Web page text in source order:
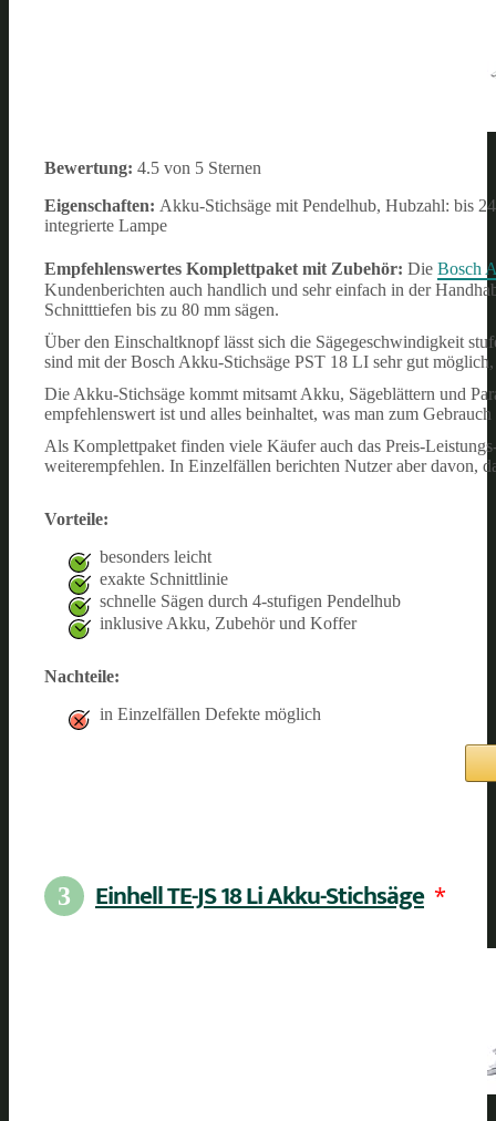
Bewertung: 4.5 von 5 Sternen
Eigenschaften: Akku-Stichsäge mit Pendelhub, Hubzahl: bis
integrierte Lampe
Empfehlenswertes Komplettpaket mit Zubehör: Die Bosch
Kundenberichten auch handlich und sehr einfach in der
Schnitttiefen bis zu 80 mm sägen.
Über den Einschaltknopf lässt sich die Sägegeschwindigkeit
sind mit der Bosch Akku-Stichsäge PST 18 LI sehr gut
Die Akku-Stichsäge kommt mitsamt Akku, Sägeblättern und
empfehlenswert ist und alles beinhaltet, was man zum
Als Komplettpaket finden viele Käufer auch das Preis-
weiterempfehlen. In Einzelfällen berichten Nutzer aber davon,
Vorteile:
besonders leicht
exakte Schnittlinie
schnelle Sägen durch 4-stufigen Pendelhub
inklusive Akku, Zubehör und Koffer
Nachteile:
in Einzelfällen Defekte möglich
3 Einhell TE-JS 18 Li Akku-Stichsäge *